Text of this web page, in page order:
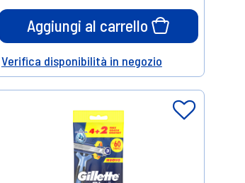
Aggiungi al carrello
Verifica disponibilità in negozio